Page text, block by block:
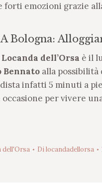
emozioni grazie
Bologna:
Locanda dell’Orsa è il
Bennato alla
dista infatti 5 minuti a
occasione per vivere
dell'Orsa Dilocandadellorsa